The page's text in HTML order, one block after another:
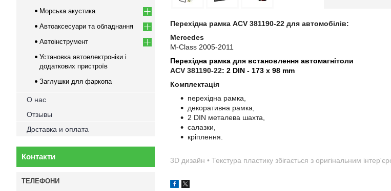
Перехідна рамка ACV 381190-22 для автомобілів:
Mercedes
M-Class 2005-2011
Перехідна рамка для встановлення автомагнітоли
ACV 381190-22: 2 DIN - 173 x 98 mm
Комплектація
перехідна рамка,
декоративна рамка,
2 DIN металева шахта,
салазки,
кріплення.
3D дизайн • Текстура пластику збігається з оригінальним
Морська акустика
Автоаксесуари та обладнання
Автоінструмент
Установка автоелектроніки і
додаткових пристроїв
Заглушки для фаркопа
О нас
Отзывы
Доставка и оплата
Контакти